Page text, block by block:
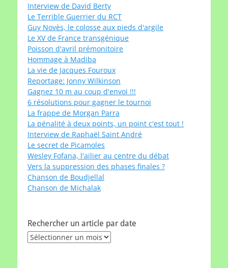
Interview de David Berty
Le Terrible Guerrier du RCT
Guy Novès, le colosse aux pieds d'argile
Le XV de France transgénique
Poisson d'avril prémonitoire
Hommage à Madiba
La vie de Jacques Fouroux
Reportage: Jonny Wilkinson
Gagnez 10 m au coup d'envoi !!!
6 résolutions pour gagner le tournoi
La frappe de Morgan Parra
La pénalité à deux points, un point c'est tout !
Interview de Raphaël Saint André
Le secret de Picamoles
Wesley Fofana, l'ailier au centre du débat
Vers la suppression des phases finales ?
Chanson de Boudjellal
Chanson de Michalak
Rechercher un article par date
Rechercher